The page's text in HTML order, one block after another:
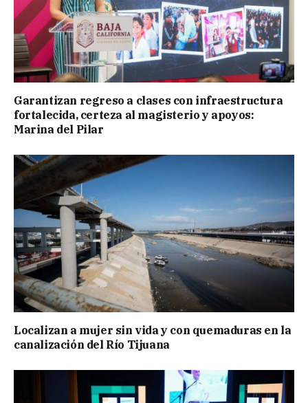
Garantizan regreso a clases con infraestructura
fortalecida, certeza al magisterio y apoyos:
Marina del Pilar
Localizan a mujer sin vida y con quemaduras en la
canalización del Río Tijuana